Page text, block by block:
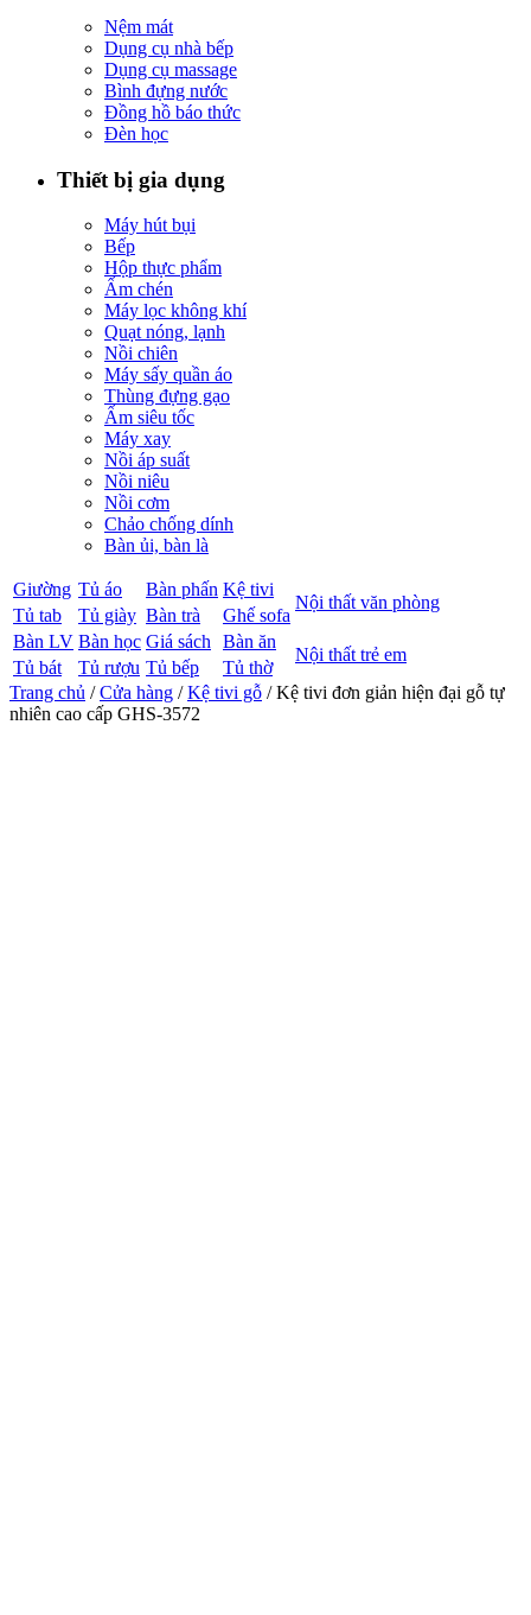
Nệm mát
Dụng cụ nhà bếp
Dụng cụ massage
Bình đựng nước
Đồng hồ báo thức
Đèn học
Thiết bị gia dụng
Máy hút bụi
Bếp
Hộp thực phẩm
Ấm chén
Máy lọc không khí
Quạt nóng, lạnh
Nồi chiên
Máy sấy quần áo
Thùng đựng gạo
Ấm siêu tốc
Máy xay
Nồi áp suất
Nồi niêu
Nồi cơm
Chảo chống dính
Bàn ủi, bàn là
Giường Tủ áo Bàn phấn Kệ tivi
Nội thất văn phòng
Tủ tab Tủ giày Bàn trà
Ghế sofa
Bàn LV Bàn học Giá sách Bàn ăn
Nội thất trẻ em
Tủ bát Tủ rượu Tủ bếp
Tủ thờ
Trang chủ /Cửa hàng /Kệ tivi gỗ / Kệ tivi đơn giản hiện đại gỗ tự
nhiên cao cấp GHS-3572